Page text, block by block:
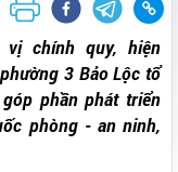
chính quy, hiện
3 Bảo Lộc tổ
phần phát triển
phòng - an ninh,